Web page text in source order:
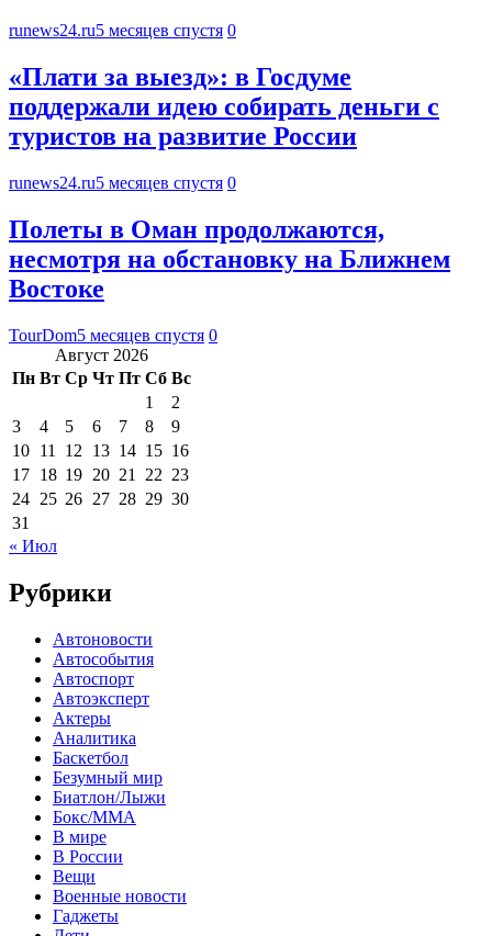
runews24.ru5 месяцев спустя 0
«Плати за выезд»: в Госдуме
поддержали идею собирать деньги с
туристов на развитие России
runews24.ru5 месяцев спустя 0
Полеты в Оман продолжаются,
несмотря на обстановку на Ближнем
Востоке
TourDom5 месяцев спустя 0
Август 2026
Пн Вт Ср Чт Пт Сб Вс
1
2
3
4 5 6 7 8
9
10 11 12 13 14 15 16
17 18 19 20 21 22 23
24 25 26 27 28 29 30
31
« Июл
Рубрики
Автоновости
Автособытия
Автоспорт
Автоэксперт
Актеры
Аналитика
Баскетбол
Безумный мир
Биатлон/Лыжи
Бокс/MMA
В мире
В России
Вещи
Военные новости
Гаджеты